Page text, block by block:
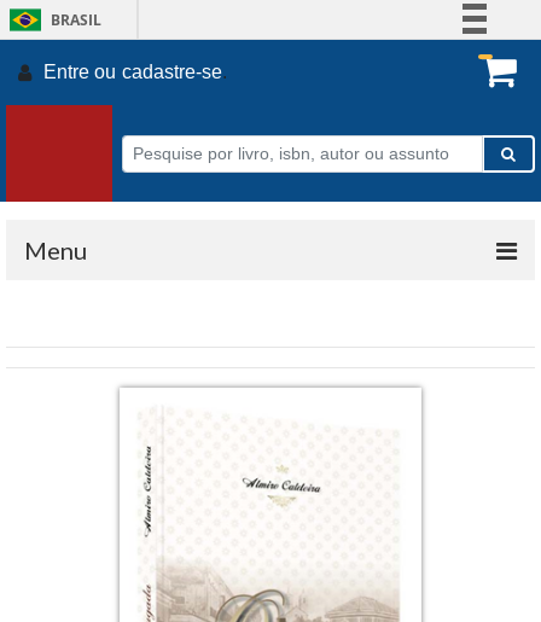
BRASIL
Participe
Acesso à informação
Legislação
Entre ou cadastre-se.
Menu